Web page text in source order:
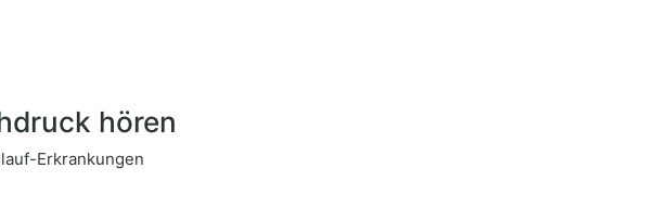
hören
Erkrankungen